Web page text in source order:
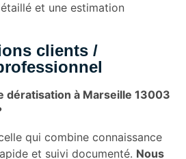
et une estimation
clients /
dératisation à Marseille 13003
qui combine connaissance
et suivi documenté. Nous